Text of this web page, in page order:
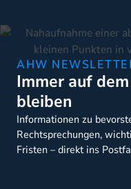
AHW
Immer auf
bleiben
Informationen zu
Rechtsprechungen,
Fristen – direkt ins